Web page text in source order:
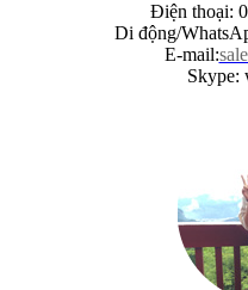
Điện thoại:
Di động/
E-mail:
Skype: